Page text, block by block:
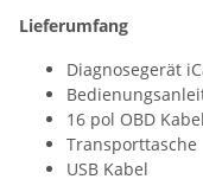
Lieferumfang
Diagnosegerät
16 pol OBD
Transporttasche
USB Kabel